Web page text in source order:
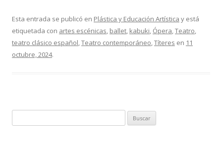
Esta entrada se publicó en Plástica y Educación Artística y está
etiquetada con artes escénicas, ballet, kabuki, Ópera,Teatro,
teatro clásico español,Teatro contemporáneo,Títeres en 11
octubre, 2024.